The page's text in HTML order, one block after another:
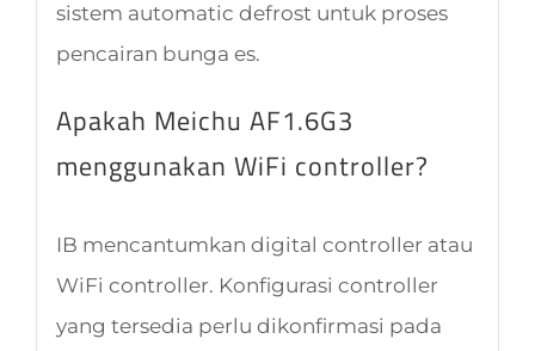
sistem automatic defrost untuk proses
pencairan bunga es.
Apakah Meichu AF1.6G3
menggunakan WiFi controller?
IB mencantumkan digital controller atau
WiFi controller. Konfigurasi controller
yang tersedia perlu dikonfirmasi pada